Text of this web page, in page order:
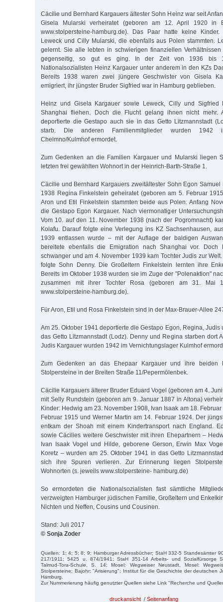
Cäcilie und Bernhard Kargauers ältester Sohn Heinz war seit
Gisela Mularski verheiratet (geboren am 12. April 1920 in
www.stolpersteine-hamburg.de). Das Paar hatte keine
Leweck und Cilly Mularski, die ebenfalls aus Polen stammten.
gelernt. Sie alle lebten in schwierigen finanziellen Verhältnissen
gegenseitig, so gut es ging. In der Zeit von 1936 bis
Nationalsozialisten Heinz Kargauer unter anderem in den KZs
Bereits 1938 waren zwei jüngere Geschwister von Gisela
emigriert, ihr jüngster Bruder Sigfried war in Hamburg geblieben.
Heinz und Gisela Kargauer sowie Leweck, Cilly und Sigfried
Shanghai fliehen. Doch die Flucht gelang ihnen nicht mehr.
deportierte die Gestapo auch sie in das Getto Litzmannstadt
starb. Die anderen Familienmitglieder wurden 1942
Chelmno/Kulmhof ermordet.
Zum Gedenken an die Familien Kargauer und Mularski liegen
letzten frei gewählten Wohnort in der Heinrich-Barth-Straße 1.
Cäcilie und Bernhard Kargauers zweitältester Sohn Egon Samuel
1938 Regina Finkelstein geheiratet (geboren am 5. Februar
Aron und Etil Finkelstein stammten beide aus Polen. Anfang
die Gestapo Egon Kargauer. Nach viermonatiger
Vom 10. auf den 11. November 1938 (nach der Pogromnacht)
Kolafu. Darauf folgte eine Verlegung ins KZ Sachsenhausen,
1939 entlassen wurde – mit der Auflage der baldigen
bereitete ebenfalls die Emigration nach Shanghai vor. Doch
schwanger und am 4. November 1939 kam Tochter Judis zur
folgte Sohn Denny. Die Großeltern Finkelstein lernten ihre
Bereits im Oktober 1938 wurden sie im Zuge der "Polenaktion"
zusammen mit ihrer Tochter Rosa (geboren am 31. Mai
www.stolpersteine-hamburg.de).
Für Aron, Etil und Rosa Finkelstein sind in der Max-Brauer-Allee
Am 25. Oktober 1941 deportierte die Gestapo Egon, Regina, Judis
das Getto Litzmannstadt (Lodz). Denny und Regina starben dort
Judis Kargauer wurden 1942 im Vernichtungslager Kulmhof
Zum Gedenken an das Ehepaar Kargauer und ihre beiden
Stolpersteine in der Breiten Straße 11/Pepermölenbek.
Cäcilie Kargauers älterer Bruder Eduard Vogel (geboren am 4.
mit Selly Rundstein (geboren am 9. Januar 1887 in Altona)
Kinder: Hedwig am 23. November 1908, Ivan Isaak am 18.
Februar 1915 und Werner Martin am 14. Februar 1924. Der
entkam der Shoah mit einem Kindertransport nach England.
sowie Cäcilies weitere Geschwister mit ihren Ehepartnern –
Ivan Isaak Vogel und Hilde, geborene Gerson, Erwin Max
Koretz – wurden am 25. Oktober 1941 in das Getto
sich ihre Spuren verlieren. Zur Erinnerung liegen
Wohnorten (s. jeweils www.stolpersteine- hamburg.de)
So ermordeten die Nationalsozialisten fast sämtliche
verzweigten Hamburger jüdischen Familie, Großeltern und
Nichten und Neffen, Cousins und Cousinen.
Stand: Juli 2017
© Sonja Zoder
Quellen: 1; 4; 5; 8; 9; Hamburger Adressbücher; StaH 332-5 Standesämter
217/1911; 5425 u. 874/1941; StaH 351-14 Arbeits- und Sozialfürsorge
Talmud-Tora-Schule, S. 14; Mosel: Wegweiser Neustadt, Mosel:
Stolpersteine; Bajohr: "Arisierung"; Institut für die Geschichte der deutschen
Hamburg.
Zur Nummerierung häufig genutzter Quellen siehe Link "Recherche und
druckansicht / Seitenanfang